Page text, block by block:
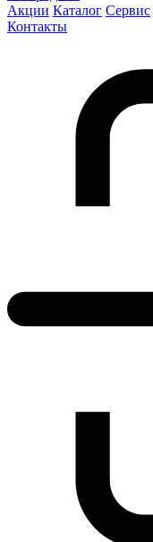
Акции Каталог Сервис
Контакты